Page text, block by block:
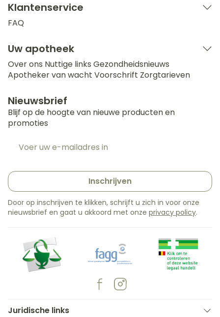
Klantenservice
FAQ
Uw apotheek
Over ons Nuttige links Gezondheidsnieuws
Apotheker van wacht Voorschrift Zorgtarieven
Nieuwsbrief
Blijf op de hoogte van nieuwe producten en
promoties
Inschrijven
Door op inschrijven te klikken, schrijft u zich in voor onze
nieuwsbrief en gaat u akkoord met onze privacy policy.
Juridische links